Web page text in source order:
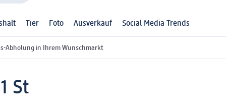
Tier Foto Ausverkauf Social Media Trends
Abholung in Ihrem Wunschmarkt
St